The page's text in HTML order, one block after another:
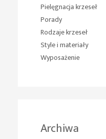
Pielęgnacja krzeseł
Porady
Rodzaje krzeseł
Style i materiały
Wyposażenie
Archiwa